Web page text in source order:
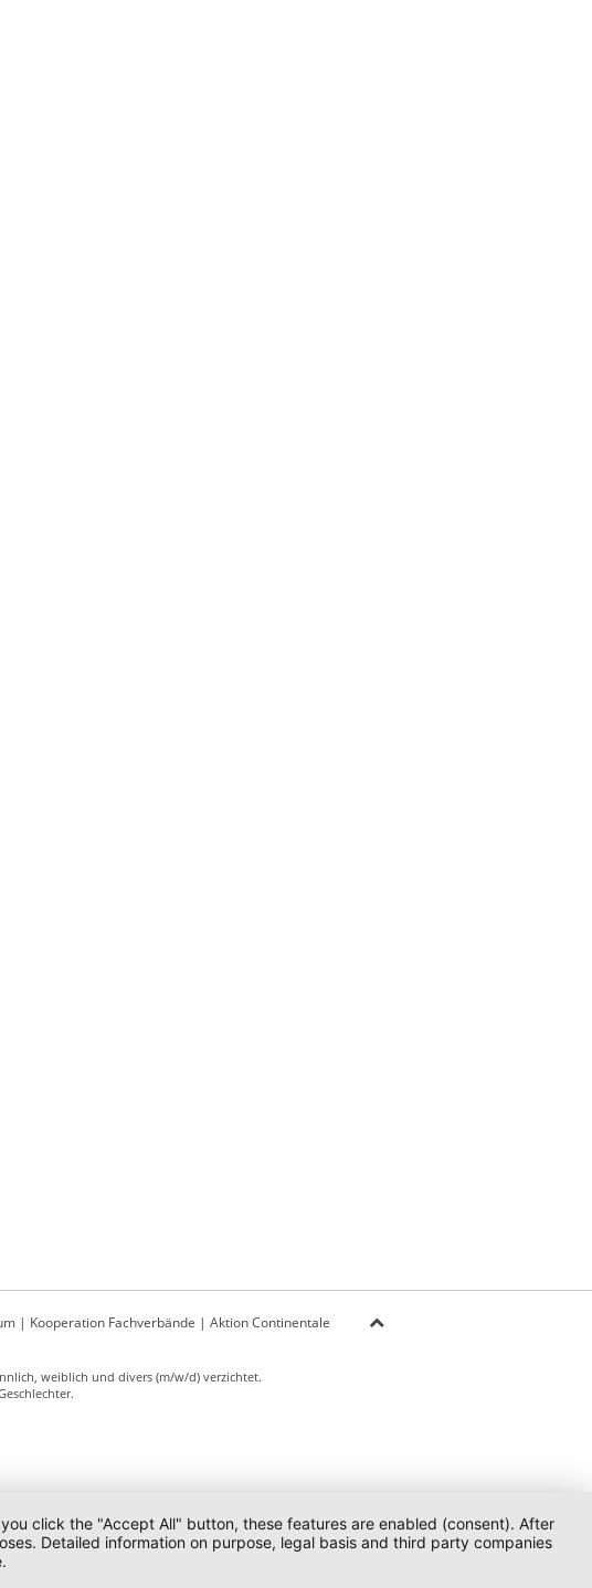
| Kooperation Fachverbände | Aktion Continentale
weiblich und divers (m/w/d) verzichtet.
click the "Accept All" button, these features are enabled (consent). After
Detailed information on purpose, legal basis and third party companies